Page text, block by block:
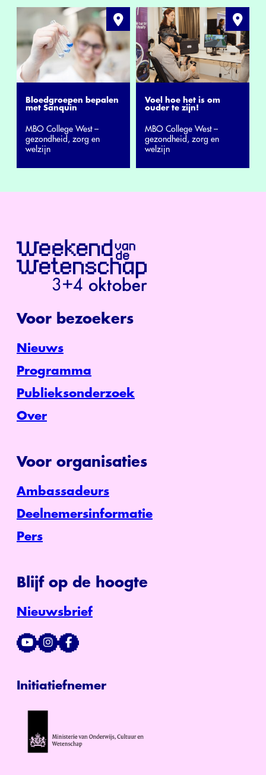
Bloedgroepen bepalen
met Sanquin
MBO College West –
gezondheid, zorg en
welzijn
Voel hoe het is om
ouder te zijn!
MBO College West –
gezondheid, zorg en
welzijn
Voor bezoekers
Nieuws
Programma
Publieksonderzoek
Over
Voor organisaties
Ambassadeurs
Deelnemersinformatie
Pers
Blijf op de hoogte
Nieuwsbrief
Initiatiefnemer